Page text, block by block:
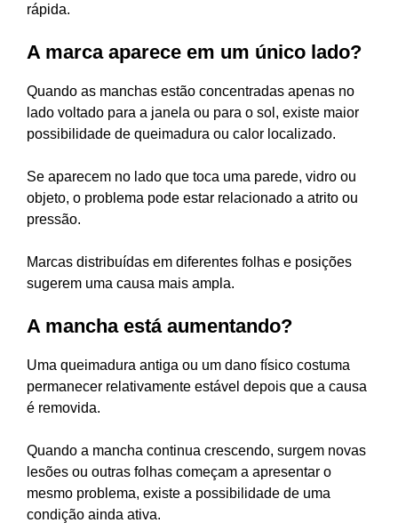
rápida.
A marca aparece em um único lado?
Quando as manchas estão concentradas apenas no
lado voltado para a janela ou para o sol, existe maior
possibilidade de queimadura ou calor localizado.
Se aparecem no lado que toca uma parede, vidro ou
objeto, o problema pode estar relacionado a atrito ou
pressão.
Marcas distribuídas em diferentes folhas e posições
sugerem uma causa mais ampla.
A mancha está aumentando?
Uma queimadura antiga ou um dano físico costuma
permanecer relativamente estável depois que a causa
é removida.
Quando a mancha continua crescendo, surgem novas
lesões ou outras folhas começam a apresentar o
mesmo problema, existe a possibilidade de uma
condição ainda ativa.